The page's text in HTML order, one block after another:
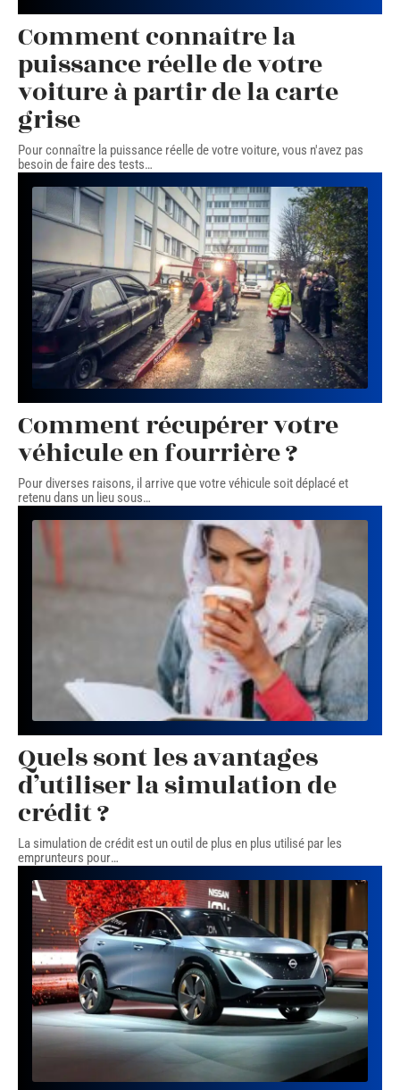
Comment connaître la
puissance réelle de votre
voiture à partir de la carte
grise
Pour connaître la puissance réelle de votre voiture, vous n'avez pas
besoin de faire des tests…
Comment récupérer votre
véhicule en fourrière ?
Pour diverses raisons, il arrive que votre véhicule soit déplacé et
retenu dans un lieu sous…
Quels sont les avantages
d’utiliser la simulation de
crédit ?
La simulation de crédit est un outil de plus en plus utilisé par les
emprunteurs pour…